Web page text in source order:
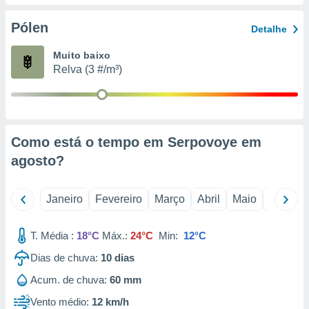
tal,
ou opor-
qualquer
ou aceder
num
Pólen Detalhe
Muito baixo
Relva (3 #/m³)
Como está o tempo em Serpovoye em
agosto?
Janeiro Fevereiro Março Abril Maio Junho
T. Média : 18°C Máx.: 24°C Min: 12°C
Dias de chuva: 10 dias
Acum. de chuva: 60 mm
Vento médio: 12 km/h